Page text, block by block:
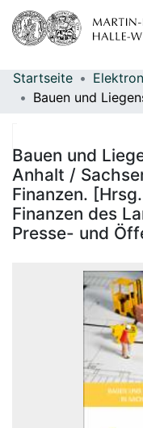
Bereiche &
Statistiken
Startseite
Bauen und
Anhalt /
Finanzen.
Finanzen des
Presse- und